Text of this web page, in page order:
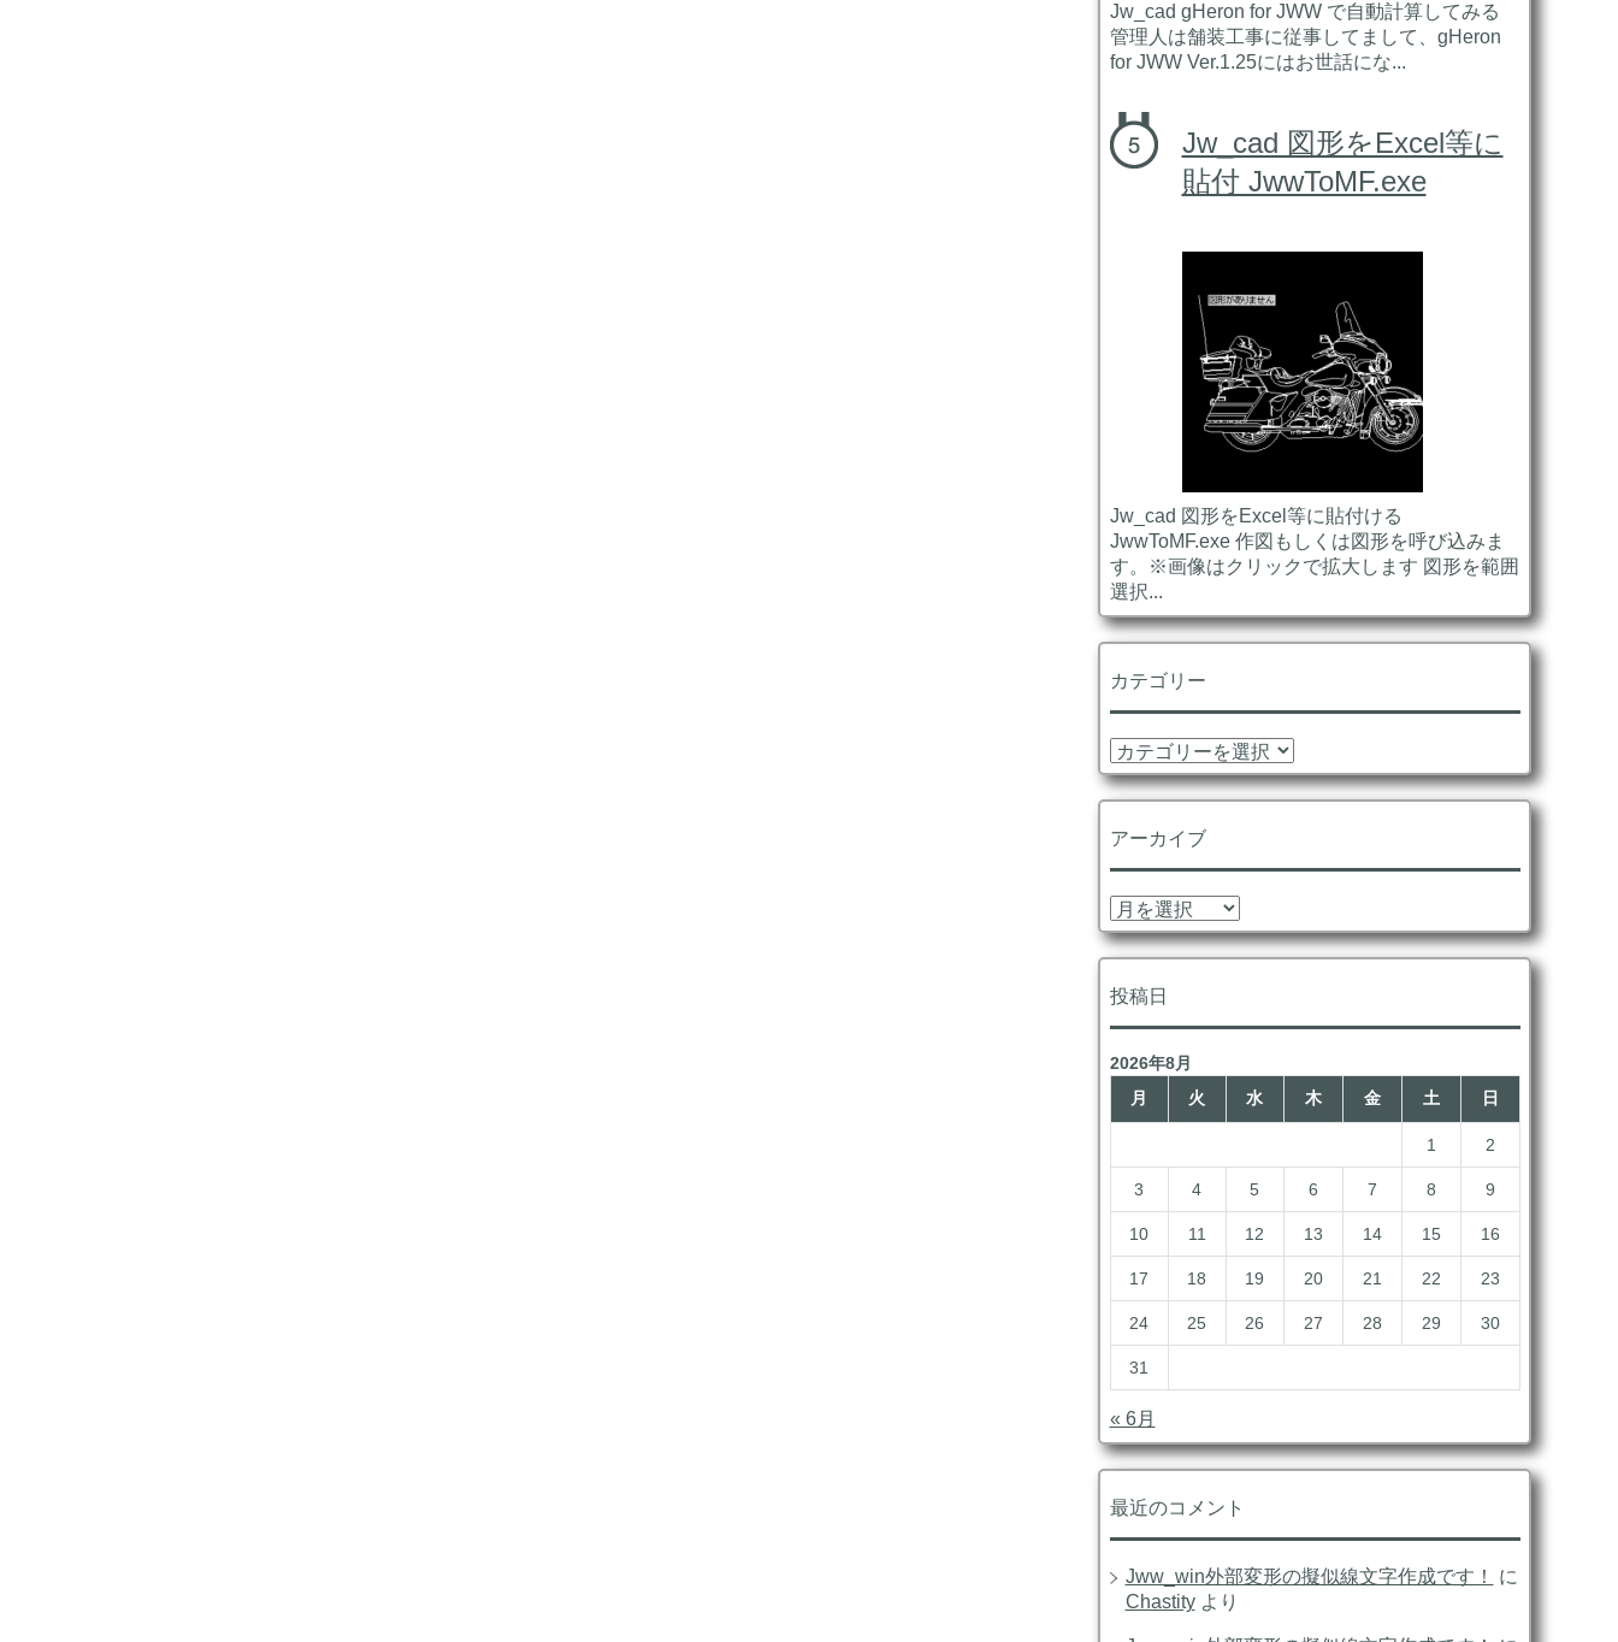
Jw_cad gHeron for JWW で自動計算してみる
管理人は舗装工事に従事してまして、gHeron
for JWW Ver.1.25にはお世話にな...
Jw_cad 図形をExcel等に
貼付 JwwToMF.exe
Jw_cad 図形をExcel等に貼付ける
JwwToMF.exe 作図もしくは図形を呼び込みま
す。※画像はクリックで拡大します 図形を範囲
選択...
カテゴリー
カ
テ
ゴ
ー
アーカイブ
ア
ー
カ
ブ
投稿日
2026年8月
月
火 水 木 金 土 日
1 2
3 4 5 6 7 8 9
10 11 12 13 14 15 16
17 18 19 20 21 22 23
24 25 26 27 28 29 30
31
« 6月
最近のコメント
Jww_win外部変形の擬似線文字作成です！
に
Chastityより